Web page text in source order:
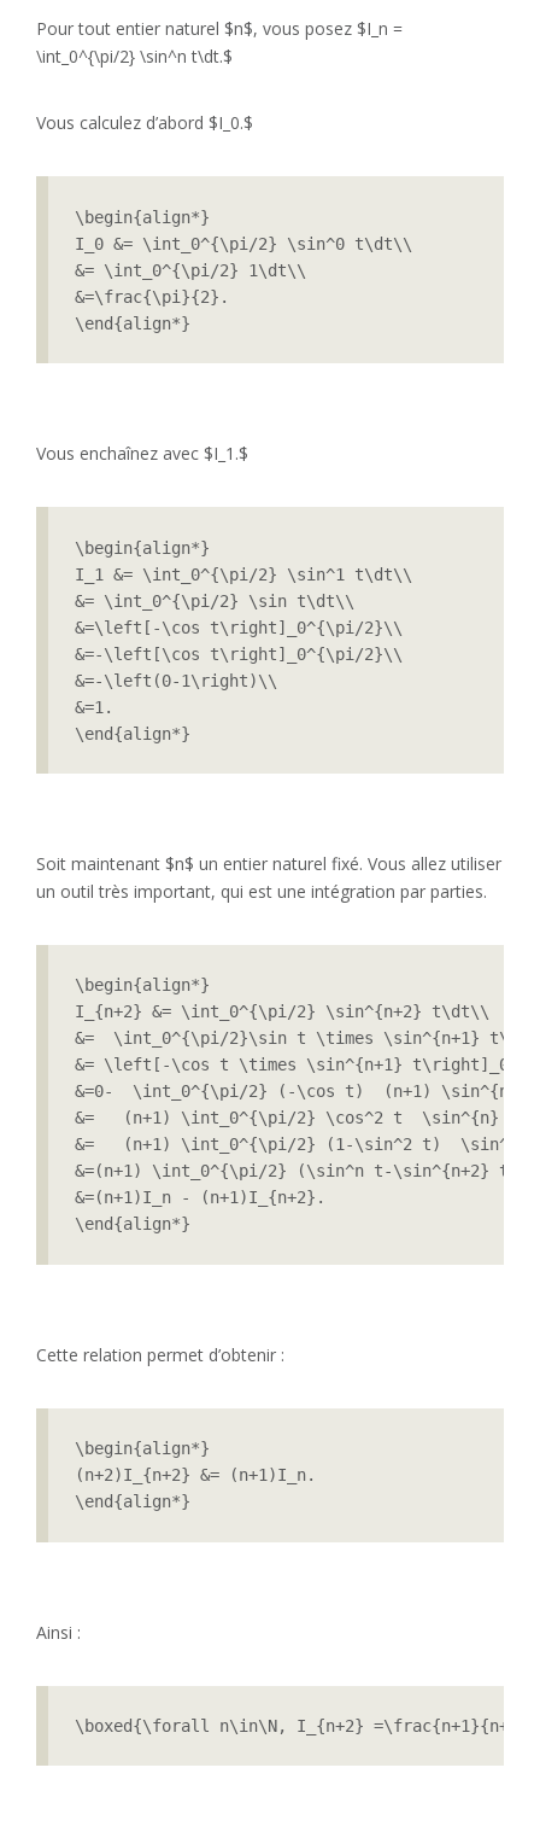
Pour tout entier naturel $n$, vous posez $I_n =
\int_0^{\pi/2} \sin^n t\dt.$
Vous calculez d’abord $I_0.$
\begin{align*}
I_0 &= \int_0^{\pi/2} \sin^0 t\dt\\
&= \int_0^{\pi/2} 1\dt\\
&=\frac{\pi}{2}.
\end{align*}
Vous enchaînez avec $I_1.$
\begin{align*}
I_1 &= \int_0^{\pi/2} \sin^1 t\dt\\
&= \int_0^{\pi/2} \sin t\dt\\
&=\left[-\cos t\right]_0^{\pi/2}\\
&=-\left[\cos t\right]_0^{\pi/2}\\
&=-\left(0-1\right)\\
&=1.
\end{align*}
Soit maintenant $n$ un entier naturel fixé. Vous allez utiliser
un outil très important, qui est une intégration par parties.
\begin{align*}
I_{n+2} &= \int_0^{\pi/2} \sin^{n+2} t\dt\\
&=  \int_0^{\pi/2}\sin t \times \sin^{n+1}
&= \left[-\cos t \times \sin^{n+1}
&=0-  \int_0^{\pi/2} (-\cos t)  (n+1) \sin^{n}
&=   (n+1) \int_0^{\pi/2} \cos^2 t  \sin^{n} t
&=   (n+1) \int_0^{\pi/2} (1-\sin^2 t)
&=(n+1) \int_0^{\pi/2} (\sin^n t-\sin^{n+2} t)
&=(n+1)I_n - (n+1)I_{n+2}.
\end{align*}
Cette relation permet d’obtenir :
\begin{align*}
(n+2)I_{n+2} &= (n+1)I_n.
\end{align*}
Ainsi :
\boxed{\forall n\in\N, I_{n+2} =\frac{n+1}{n+2}